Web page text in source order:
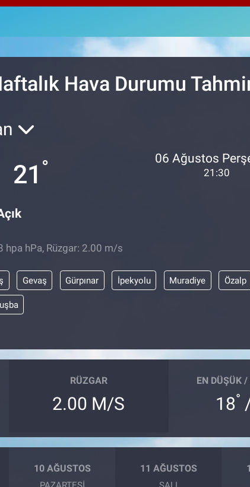
BİST100
13.799
Hava Durumu
21 ° 06 Ağustos
21:30
hpa hPa, Rüzgar: 2.00 m/s
Gevaş Gürpınar İpekyolu Muradiye Özalp
RÜZGAR
2.00 M/S
EN DÜŞÜK /
18°
10 AĞUSTOS 11 AĞUSTOS